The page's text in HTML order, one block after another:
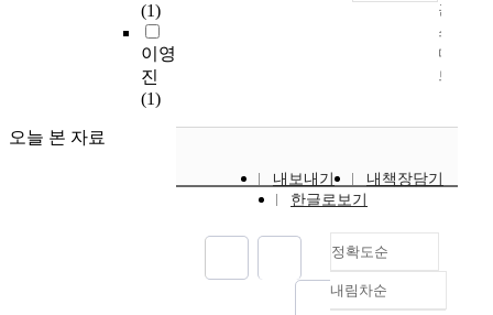
(1)
이영
진
(1)
오늘 본 자료
e
e
h
s
a
근
스
마
트
급
플
폼
내보내기
내책장담기
한글로보기
정확도순
정확도
내림차순